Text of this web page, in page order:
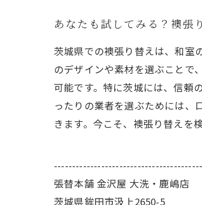
あなたも試してみる？襖張
茨城県での襖張り替えは、和室
のデザインや素材を選ぶことで
可能です。特に茨城には、信頼
ったりの業者を選ぶためには、
きます。今こそ、襖張り替えを
張替本舗 金沢屋 大洗・鹿嶋店
茨城県鉾田市汲上2650-5